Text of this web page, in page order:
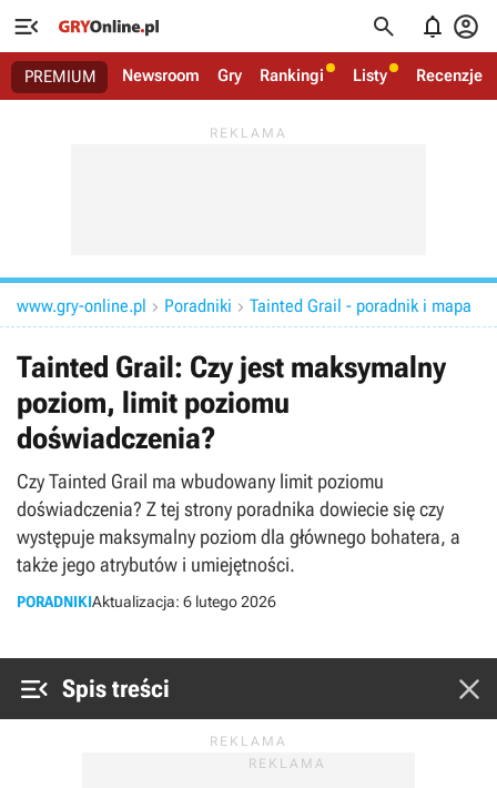
   
PREMIUM Newsroom Gry Rankingi Listy Recenzje
www.gry-online.pl  Poradniki  Tainted Grail - poradnik i mapa
Tainted Grail: Czy jest maksymalny
poziom, limit poziomu
doświadczenia?
Czy Tainted Grail ma wbudowany limit poziomu
doświadczenia? Z tej strony poradnika dowiecie się czy
występuje maksymalny poziom dla głównego bohatera, a
także jego atrybutów i umiejętności.
PORADNIKIAktualizacja: 6 lutego 2026
 Spis treści 